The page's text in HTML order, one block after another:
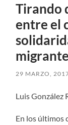
Tirando
entre el
29 MARZO,
Luis González
En los últimos